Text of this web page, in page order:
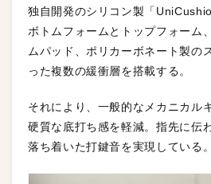
独自開発のシリコン製「
ボトムフォームとトップフォーム
ムパッド、ポリカーボネート製の
った複数の緩衝層を搭載する。
それにより、一般的なメカニカル
硬質な底打ち感を軽減。指先に伝
落ち着いた打鍵音を実現している。